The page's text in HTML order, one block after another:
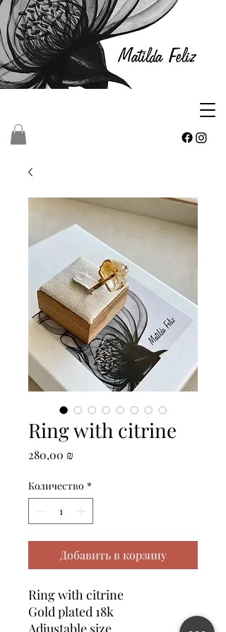
Ring with citrine
280,00 ₪
Количество *
Добавить в корзину
Ring with citrine
Gold plated 18k
Adjustable size